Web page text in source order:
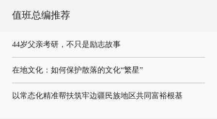
值班总编推荐
44岁父亲考研，不只是励志故事
在地文化：如何保护散落的文化“繁星”
以常态化精准帮扶筑牢边疆民族地区共同富裕根基